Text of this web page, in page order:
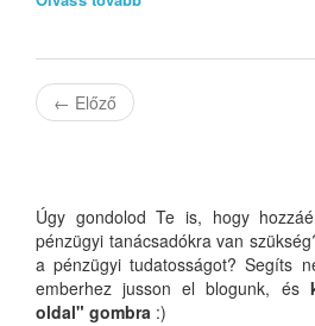
← Előző
Úgy gondolod Te is, hogy
pénzügyi tanácsadókra van
a pénzügyi tudatosságot? Segíts
emberhez jusson el blogunk, és
oldal" gombra :)